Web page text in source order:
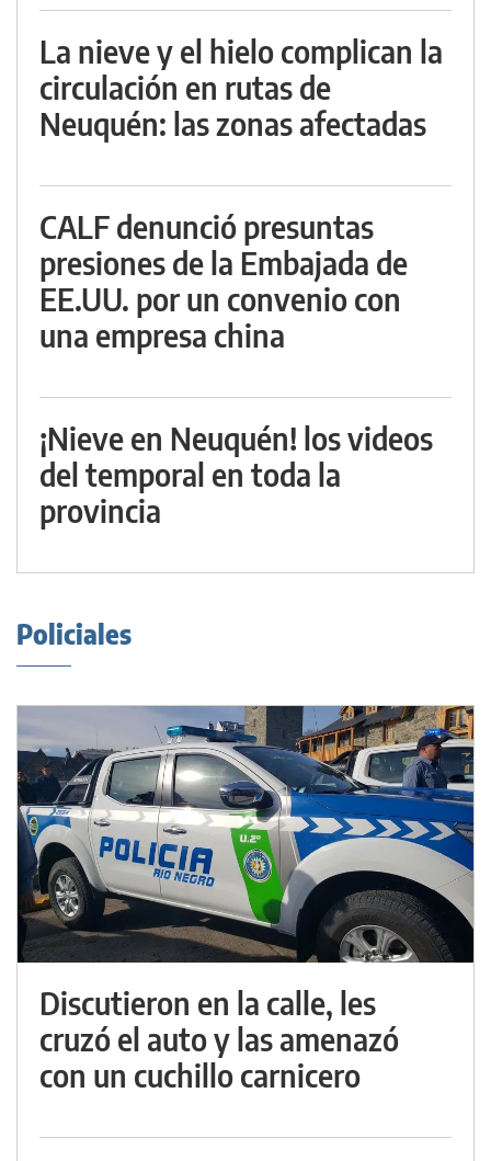
La nieve y el hielo complican la
circulación en rutas de
Neuquén: las zonas afectadas
CALF denunció presuntas
presiones de la Embajada de
EE.UU. por un convenio con
una empresa china
¡Nieve en Neuquén! los videos
del temporal en toda la
provincia
Policiales
Discutieron en la calle, les
cruzó el auto y las amenazó
con un cuchillo carnicero